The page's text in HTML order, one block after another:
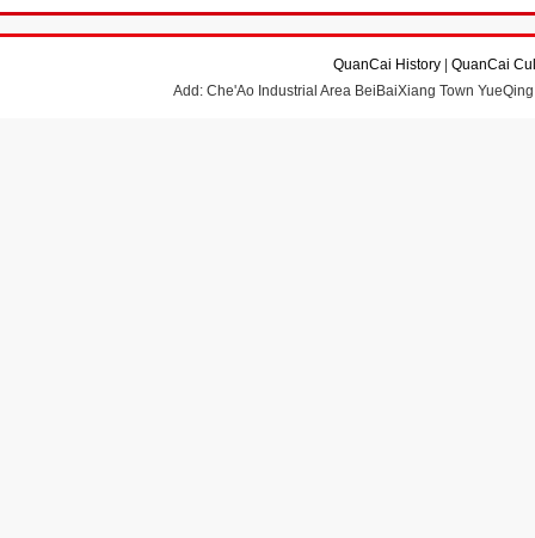
QuanCai History
QuanCai
Add: Che'Ao Industrial Area BeiBaiXiang Town